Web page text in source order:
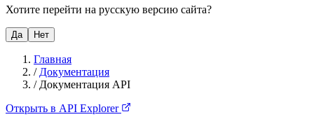
Хотите перейти на русскую версию сайта?
Да Нет
Главная
/ Документация
/ Документация API
Открыть в API Explorer